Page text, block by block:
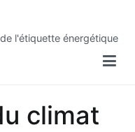
l'étiquette énergétique
climat